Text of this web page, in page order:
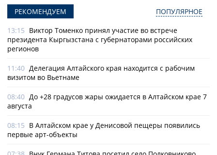
РЕКОМЕНДУЕМ ПОПУЛЯРНОЕ
13:15 Виктор Томенко принял участие во встрече
президента Кыргызстана с губернаторами российских
регионов
11:40 Делегация Алтайского края находится с рабочим
визитом во Вьетнаме
08:40 До +28 градусов жары ожидается в Алтайском крае 7
августа
08:15 В Алтайском крае у Денисовой пещеры появились
первые арт-объекты